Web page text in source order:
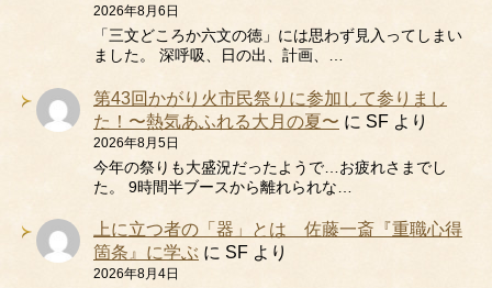
2026年8月6日
「三文どころか六文の徳」には思わず見入ってしまい
ました。 深呼吸、日の出、計画、…
第43回かがり火市民祭りに参加して参りまし
た！〜熱気あふれる大月の夏〜 に SF より
2026年8月5日
今年の祭りも大盛況だったようで…お疲れさまでし
た。 9時間半ブースから離れられな…
上に立つ者の「器」とは 佐藤一斎『重職心得
箇条』に学ぶ に SF より
2026年8月4日